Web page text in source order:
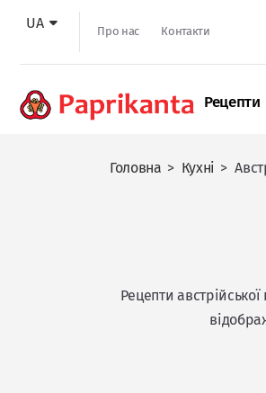
UA Про нас Контакти
Рецепти
Головна > Кухні >
Рецепти